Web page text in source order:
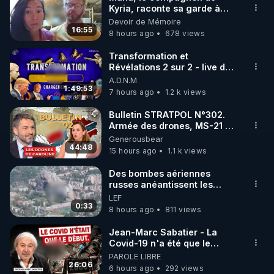
🌱 INSTAGRAM
https://www.instagram.com/rdlr_thierrycasasnovas/
http://rgnr.li/instagram
🌱 LA NEWSLETTER
Pour ne pas rater l’actualité RGNR (stages,
http://rgnr.li/news
🌱 VIDÉOS NON CENSURÉES SUR ODYSEE
Toutes les vidéos Youtube sont aussi sur la
http://rgnr.li/odysee
🌱 LES STAGES EN PRÉSENTIEL
http://rgnr.li/stages
16:55
Kyria, raconte sa garde à
vue musclée. PARTAGEZ!
Devoir de Mémoire
8 hours ago
678 views
1:49:53
Transformation et
Révélations 2 sur 2 - live du
07/08/26
A.D.N.M
7 hours ago
1.2 k views
44:48
Bulletin STRATPOL N°302.
Armée des drones, MS-21 en
série, missiles coréens.
07.08.2026.
Generousbear
15 hours ago
1.1 k views
0:33
Des bombes aériennes
russes anéantissent les
centres de contrôle de
drones de 3 brigades
ukrainienne
LEF
8 hours ago
811 views
26:06
Jean-Marc Sabatier - La
Covid-19 n'a été que le
début - L'ARN messager
jusqu où ira-t-il ?
PAROLE LIBRE
6 hours ago
292 views